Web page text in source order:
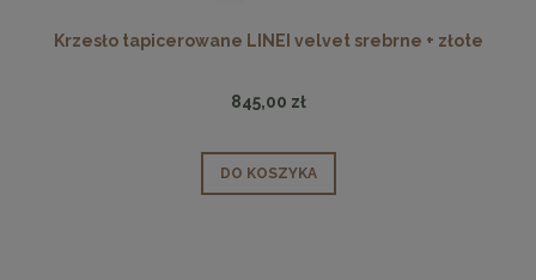
Krzesło tapicerowane LINEI velvet srebrne + złote
845,00 zł
DO KOSZYKA